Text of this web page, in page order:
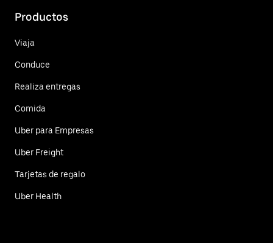
Productos
Viaja
Conduce
Realiza entregas
Comida
Uber para Empresas
Uber Freight
Tarjetas de regalo
Uber Health